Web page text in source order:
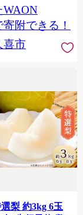
ング ロング ス
ラサラ 洗い上
タンパク質 艶
ントゥデイ
WAON
附できる！
喜市
梨 約3kg 6玉